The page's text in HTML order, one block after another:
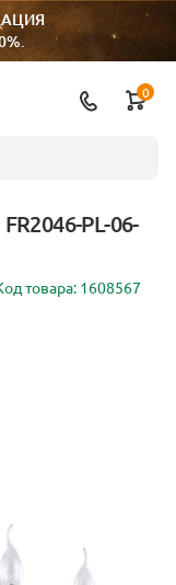
0
PL-06-
товара: 1608567